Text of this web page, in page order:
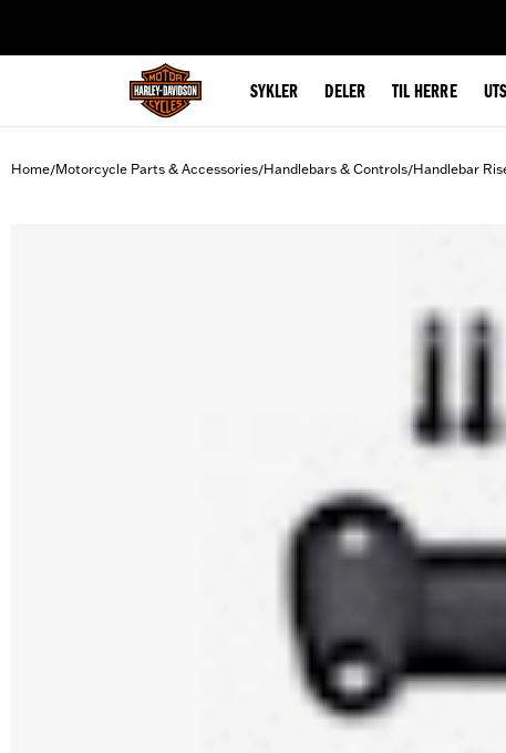
SYKLER DELER TIL HERRE
Home/Motorcycle Parts & Accessories/Handlebars & Controls/Handlebar